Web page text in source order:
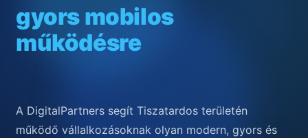
gyors mobilos
működésre
A DigitalPartners segít Tiszatar­dos területén
működő vállalkozásoknak olyan modern, gyors és